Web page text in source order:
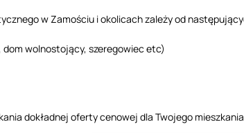
w Zamościu i okolicach zależy od
wolnostojący, szeregowiec etc)
dokładnej oferty cenowej dla Twojego